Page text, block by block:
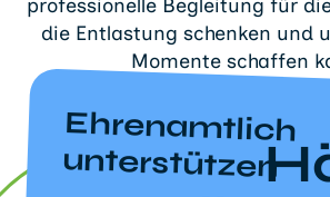
professionelle Begleitung für
die Entlastung schenken und
Momente schaffen
Ehrenamtlich
unterstützen